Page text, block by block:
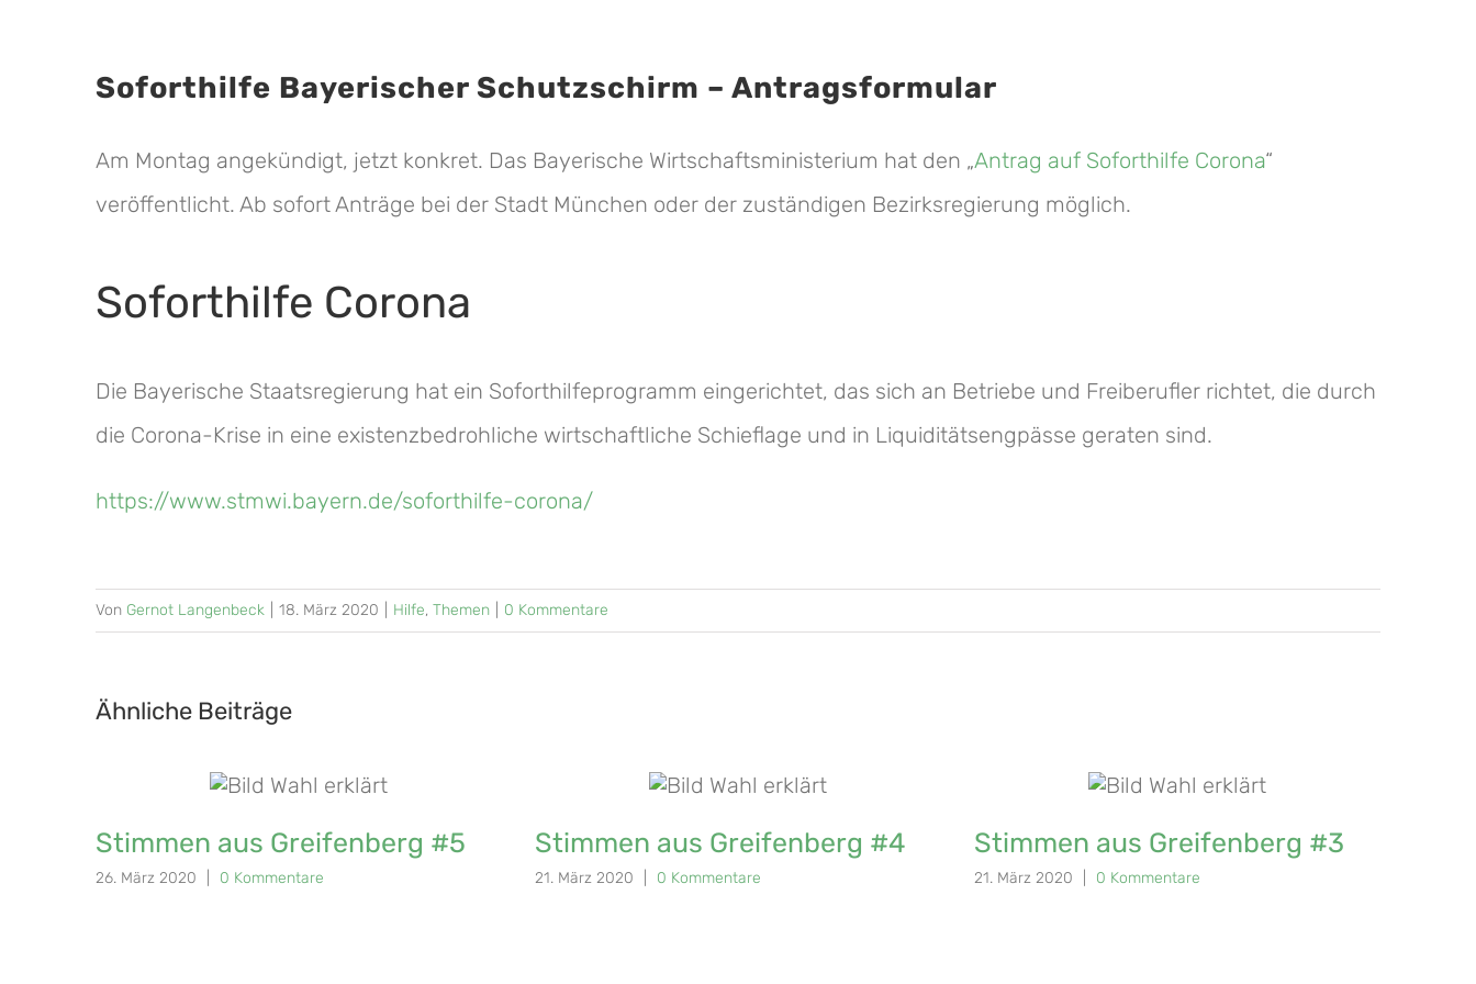
Soforthilfe Bayerischer Schutzschirm – Antragsformular
Am Montag angekündigt, jetzt konkret. Das Bayerische Wirtschaftsministerium hat den „Antrag auf Soforthilfe Corona“
veröffentlicht. Ab sofort Anträge bei der Stadt München oder der zuständigen Bezirksregierung möglich.
Soforthilfe Corona
Die Bayerische Staatsregierung hat ein Soforthilfeprogramm eingerichtet, das sich an Betriebe und Freiberufler richtet, die durch
die Corona-Krise in eine existenzbedrohliche wirtschaftliche Schieflage und in Liquiditätsengpässe geraten sind.
https://www.stmwi.bayern.de/soforthilfe-corona/
Von Gernot Langenbeck 18. März 2020 Hilfe, Themen 0 Kommentare
Ähnliche Beiträge
Stimmen aus Greifenberg #5
26. März 2020 0 Kommentare
Stimmen aus Greifenberg #4
21. März 2020 0 Kommentare
Stimmen aus Greifenberg #3
21. März 2020 0 Kommentare